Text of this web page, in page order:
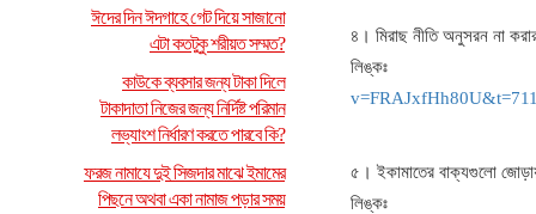
ঈদের দিন ঈদগাহে গেট দিয়ে সাজানো
এটা কতটুকু শরীয়ত সম্মত?
কাউকে ব্যবসার জন্য টাকা দিলে
টাকাদাতা নিজের জন্য নির্দিষ্ট পরিমান
লভ্যাংশ নির্ধারণ করতে পারবে কি?
ফরজ নামাযে দুই সিজদার মাঝে ইমামের
পিছনে অথবা একা নামাজ পড়ার সময়
৪। মিরাছ নীতি অনুসরন না
৫। ইকামাতের বাক্যগুলো